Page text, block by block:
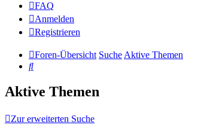
FAQ
Anmelden
Registrieren
Foren-Übersicht SucheAktive Themen
Suche
Aktive Themen
Zur erweiterten Suche